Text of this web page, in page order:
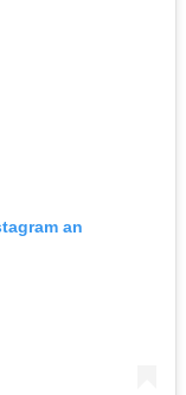
an